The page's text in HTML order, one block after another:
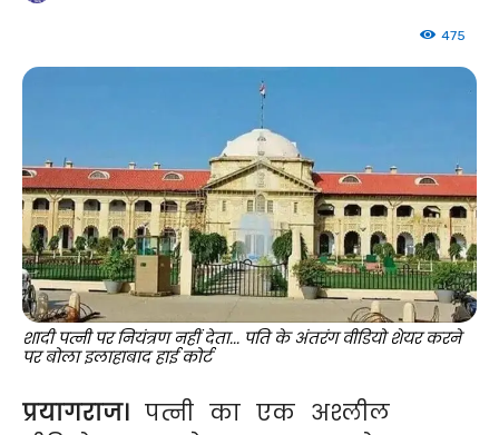
475
शादी पत्नी पर नियंत्रण नहीं देता... पति के अंतरंग वीडियो शेयर करने
पर बोला इलाहाबाद हाई कोर्ट
प्रयागराज। पत्नी का एक अश्लील